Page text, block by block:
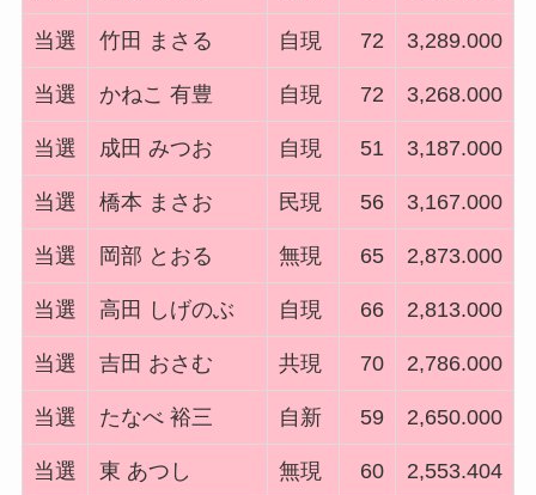
当選 竹田 まさる 自現 72 3,289.000
当選 かねこ 有豊 自現 72 3,268.000
当選 成田 みつお 自現 51 3,187.000
当選 橋本 まさお 民現 56 3,167.000
当選 岡部 とおる 無現 65 2,873.000
当選 高田 しげのぶ 自現 66 2,813.000
当選 吉田 おさむ 共現 70 2,786.000
当選 たなべ 裕三 自新 59 2,650.000
当選 東 あつし 無現 60 2,553.404